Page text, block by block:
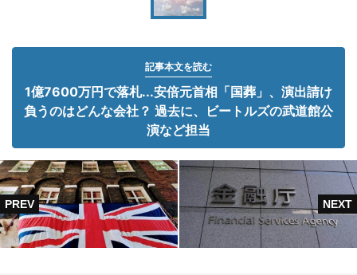
記事本文を読む
1億7600万円で落札...安倍元首相「国葬」、演出請け
負うのはどんな会社？ 過去に、ビートルズの武道館公
演など担当